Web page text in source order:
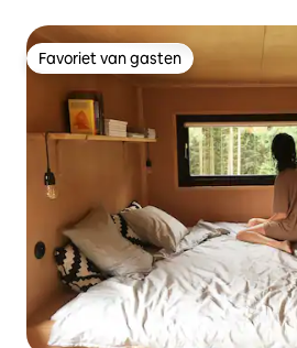
Favoriet van gasten
Favoriet van gasten